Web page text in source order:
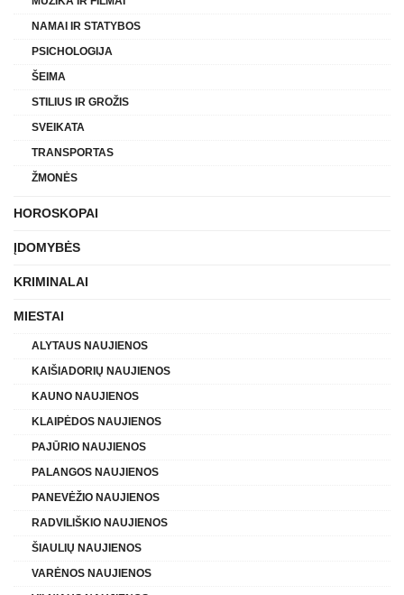
NAMAI IR STATYBOS
PSICHOLOGIJA
ŠEIMA
STILIUS IR GROŽIS
SVEIKATA
TRANSPORTAS
ŽMONĖS
HOROSKOPAI
ĮDOMYBĖS
KRIMINALAI
MIESTAI
ALYTAUS NAUJIENOS
KAIŠIADORIŲ NAUJIENOS
KAUNO NAUJIENOS
KLAIPĖDOS NAUJIENOS
PAJŪRIO NAUJIENOS
PALANGOS NAUJIENOS
PANEVĖŽIO NAUJIENOS
RADVILIŠKIO NAUJIENOS
ŠIAULIŲ NAUJIENOS
VARĖNOS NAUJIENOS